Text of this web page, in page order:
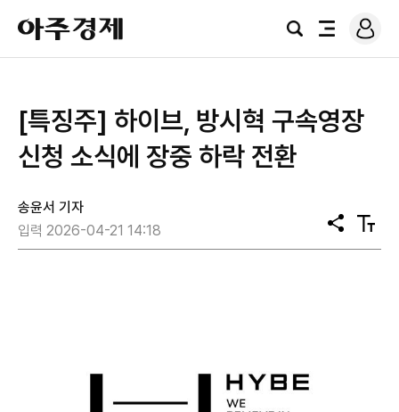
아
주
경
검
전
로
그
[특징주] 하이브, 방시혁 구속영장
신청 소식에 장중 하락 전환
송윤서 기자
입력 2026-04-21 14:18
공
유
텍
스